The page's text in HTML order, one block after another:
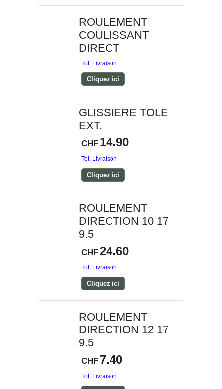
ROULEMENT
COULISSANT
DIRECT
Tot. Livraison
Cliquez ici
GLISSIERE TOLE
EXT.
CHF 14.90
Tot. Livraison
Cliquez ici
ROULEMENT
DIRECTION 10 17
9.5
CHF24.60
Tot. Livraison
Cliquez ici
ROULEMENT
DIRECTION 12 17
9.5
CHF 7.40
Tot. Livraison